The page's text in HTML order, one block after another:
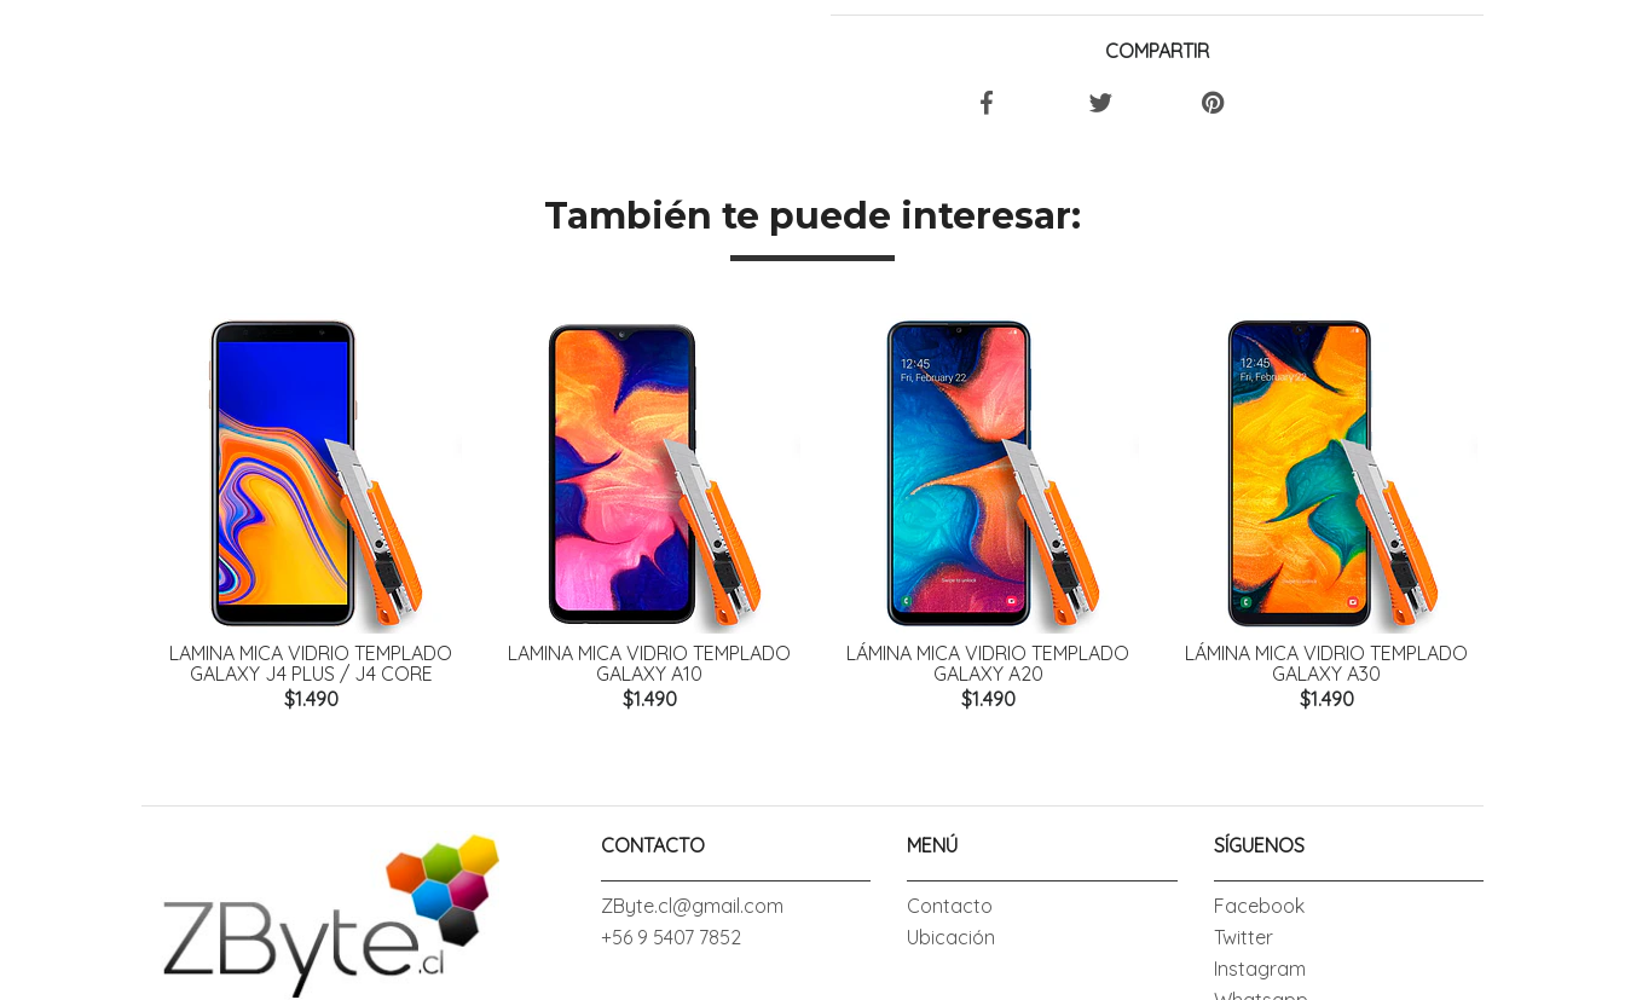
COMPARTIR
También te puede interesar:
MICA VIDRIO TEMPLADO
GALAXY J4 PLUS / J4 CORE
LAMINA MICA VIDRIO TEMPLADO
GALAXY A10
LÁMINA MICA VIDRIO TEMPLADO
LÁMINA MICA VIDRIO TEMPLADO
LÁMINA MICA VIDRIO
CONTACTO
ZByte.cl@gmail.com
+56 9 5407 7852
MENÚ
Contacto
Ubicación
SÍGUENOS
Facebook
Twitter
Instagram